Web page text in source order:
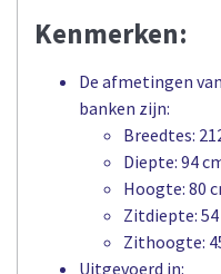
Kenmerken:
De afmetingen
banken zijn:
Breedtes:
Diepte: 94
Hoogte: 80
Zitdiepte: 54
Zithoogte:
Uitgevoerd in: